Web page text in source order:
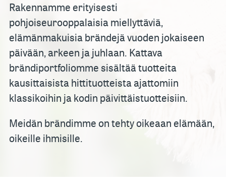
Rakennamme erityisesti
pohjoiseurooppalaisia miellyttäviä,
elämänmakuisia brändejä vuoden jokaiseen
päivään, arkeen ja juhlaan. Kattava
brändiportfoliomme sisältää tuotteita
kausittaisista hittituotteista ajattomiin
klassikoihin ja kodin päivittäistuotteisiin.
Meidän brändimme on tehty oikeaan elämään,
oikeille ihmisille.